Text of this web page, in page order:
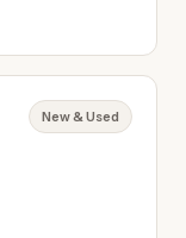
New & Used